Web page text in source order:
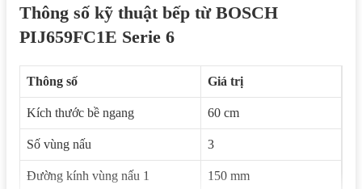
Thông số kỹ thuật bếp từ BOSCH
PIJ659FC1E Serie 6
Thông số Giá trị
Kích thước bề ngang 60 cm
Số vùng nấu 3
Đường kính vùng nấu 1 150 mm